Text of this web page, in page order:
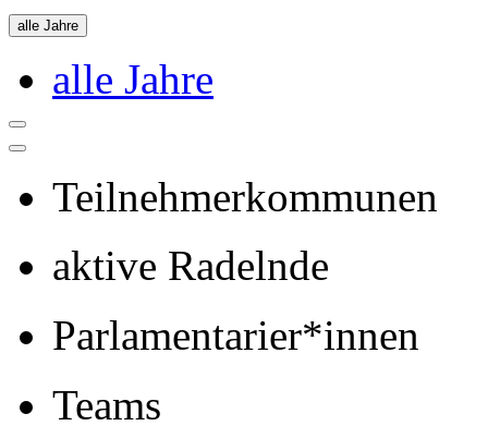
alle Jahre
alle Jahre
Teilnehmerkommunen
aktive Radelnde
Parlamentarier*innen
Teams